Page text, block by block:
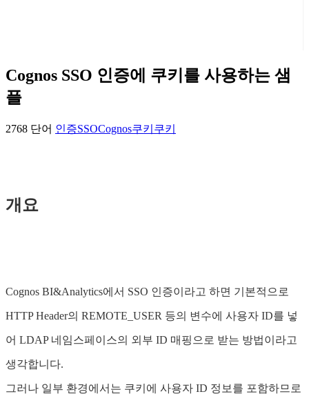
Cognos SSO 인증에 쿠키를 사용하는 샘
플
2768 단어 인증SSOCognos쿠키 쿠키
개요
Cognos BI&Analytics에서 SSO 인증이라고 하면 기본적으로
HTTP Header의 REMOTE_USER 등의 변수에 사용자 ID를 넣
어 LDAP 네임스페이스의 외부 ID 매핑으로 받는 방법이라고
생각합니다.
그러나 일부 환경에서는 쿠키에 사용자 ID 정보를 포함하므로